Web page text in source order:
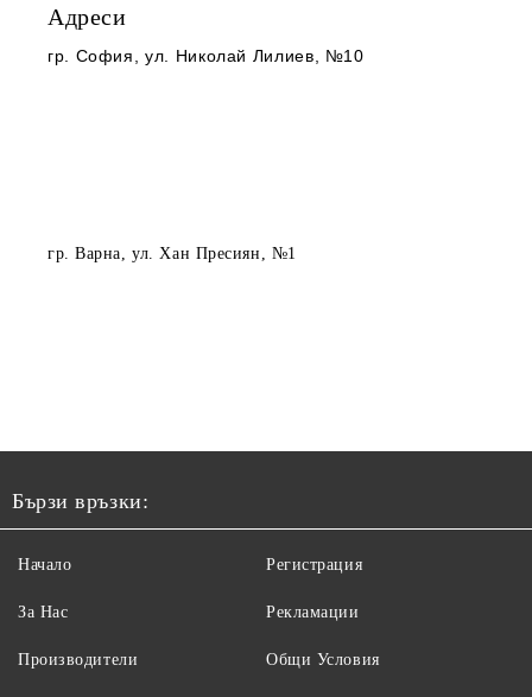
Адреси
гр. София , ул. Николай Лилиев, №10
гр. Варна, ул. Хан Пресиян, №1
Бързи връзки:
Начало
За Нас
Производители
Регистрация
Рекламации
Общи Условия